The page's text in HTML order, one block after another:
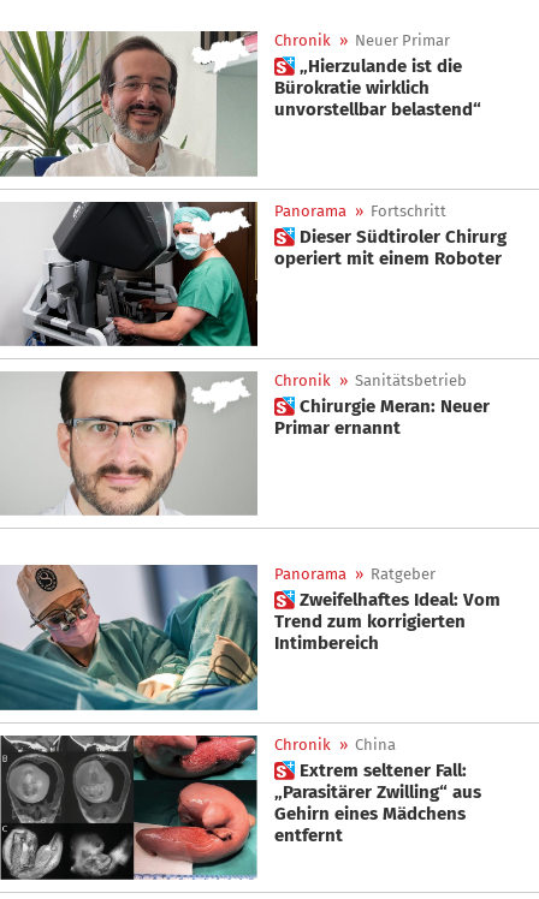
Chronik » Neuer Primar
 „Hierzulande ist die
Bürokratie wirklich
unvorstellbar belastend“
Panorama » Fortschritt
 Dieser Südtiroler Chirurg
operiert mit einem Roboter
Chronik » Sanitätsbetrieb
 Chirurgie Meran: Neuer
Primar ernannt
Panorama » Ratgeber
 Zweifelhaftes Ideal: Vom
Trend zum korrigierten
Intimbereich
Chronik » China
 Extrem seltener Fall:
„Parasitärer Zwilling“ aus
Gehirn eines Mädchens
entfernt